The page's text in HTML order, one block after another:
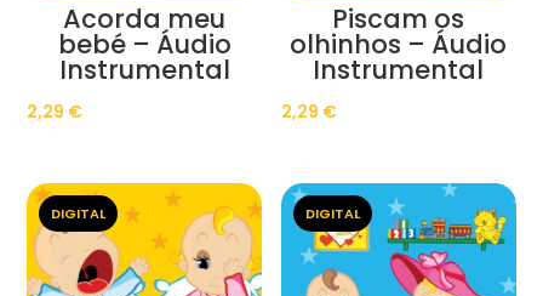
Acorda meu
bebé – Áudio
Instrumental
2,29 €
Piscam os
olhinhos – Áudio
Instrumental
2,29 €
DIGITAL DIGITAL